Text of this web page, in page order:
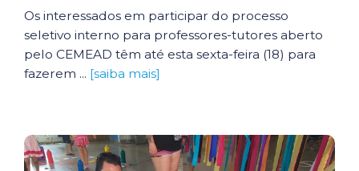
Os interessados em participar do processo
seletivo interno para professores-tutores aberto
pelo CEMEAD têm até esta sexta-feira (18) para
fazerem ... [saiba mais]